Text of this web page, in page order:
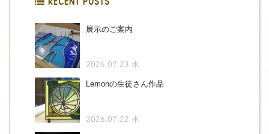
展示のご案内
2026.07.23 木
Lemonの生徒さん作品
2026.07.22 水